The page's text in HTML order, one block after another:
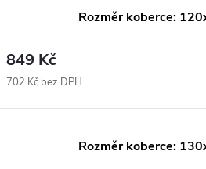
Rozměr koberce:
849 Kč
702 Kč bez DPH
Rozměr koberce: